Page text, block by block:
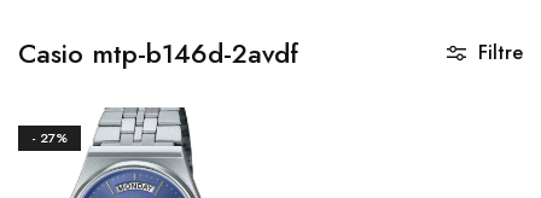
Casio mtp-b146d-2avdf Filtre
- 27%